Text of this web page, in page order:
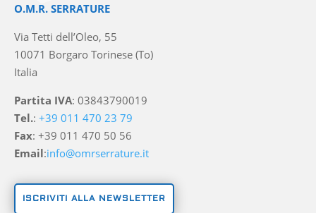
O.M.R. SERRATURE
Via Tetti dell’Oleo, 55
10071 Borgaro Torinese (To)
Italia
Partita IVA: 03843790019
Tel.:+39 011 470 23 79
Fax: +39 011 470 50 56
Email:info@omrserrature.it
ISCRIVITI ALLA NEWSLETTER